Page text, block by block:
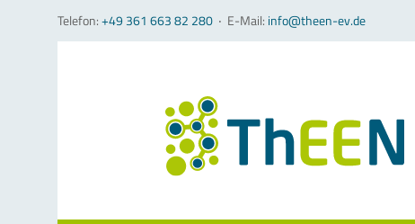
Telefon:+49 361 663 82 280 ‧ E-Mail: info@theen-ev.de